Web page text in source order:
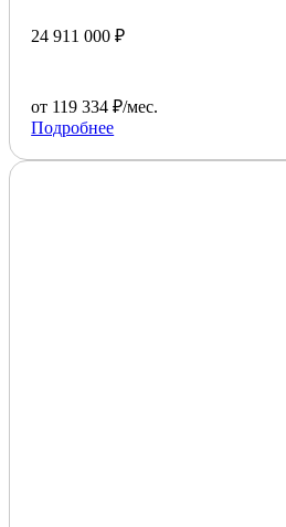
24 911 000 ₽
от 119 334 ₽/мес.
Подробнее